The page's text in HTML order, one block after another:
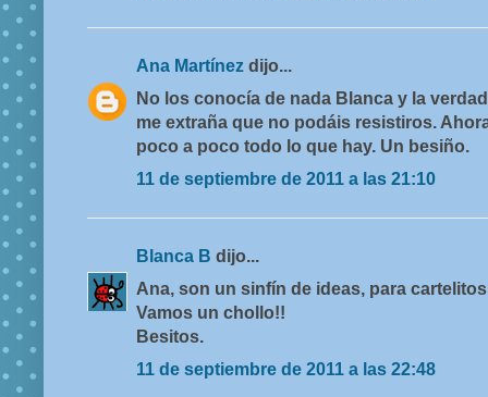
Ana Martínez dijo...
No los conocía de nada Blanca y la
me extraña que no podáis resistiros.
poco a poco todo lo que hay. Un besiño.
11 de septiembre de 2011 a las 21:10
Blanca B dijo...
Ana, son un sinfín de ideas, para
Vamos un chollo!!
Besitos.
11 de septiembre de 2011 a las 22:48